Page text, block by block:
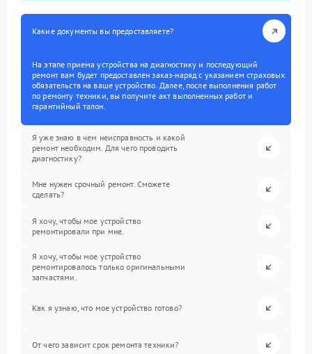
Какие документы вы предоставляете?
На этапе приема устройства на диагностику и последующий
ремонт вам будет предоставлен заказ-наряд с указанием страховых
обязательств на ваше устройство. Далее, после выполнения работ
по ремонту техники, вы получите акт выполненных работ и
гарантийный талон.
Я уже знаю в чем неисправность и какой
ремонт необходим. Для чего проводить
диагностику?
Мне нужен срочный ремонт. Сможете
сделать?
Я хочу, чтобы мое устройство
ремонтировали при мне.
Я хочу, чтобы мое устройство
ремонтировалось только оригинальными
запчастями.
Как я узнаю, что мое устройство готово?
От чего зависит срок ремонта техники?